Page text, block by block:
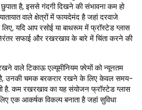
है, इससे गंदगी दिखने की संभावना कम हो
वाले क्षेत्रों में फायदेमंद है जहां दरवाजे
यदि आप रसोई या बाथरूम में फ्रॉस्टेड ग्लास
सफाई और रखरखाव के बारे में चिंता करने की
वाले टिकाऊ एल्यूमीनियम फ़्रेमों को न्यूनतम
है, उनकी चमक बरकरार रखने के लिए केवल समय-
है. कम रखरखाव का यह संयोजन फ्रॉस्टेड ग्लास
एक आकर्षक विकल्प बनाता है जहां सुविधा